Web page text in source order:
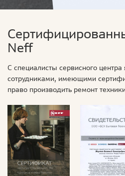
Neff
С специалисты сервисного
сотрудниками, имеющими
право производить ремонт